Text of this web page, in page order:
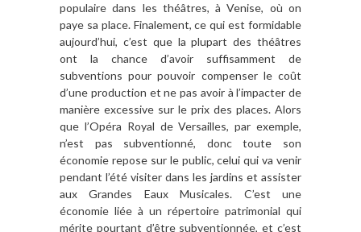
populaire dans les théâtres, à Venise, où on
paye sa place. Finalement, ce qui est formidable
aujourd’hui, c’est que la plupart des théâtres
ont la chance d’avoir suffisamment de
subventions pour pouvoir compenser le coût
d’une production et ne pas avoir à l’impacter de
manière excessive sur le prix des places. Alors
que l’Opéra Royal de Versailles, par exemple,
n’est pas subventionné, donc toute son
économie repose sur le public, celui qui va venir
pendant l’été visiter dans les jardins et assister
aux Grandes Eaux Musicales. C’est une
économie liée à un répertoire patrimonial qui
mérite pourtant d’être subventionnée, et c’est